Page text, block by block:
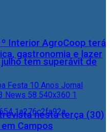
tem superávit de
Interior AgroCoop terá
gastronomia e lazer
nesta terça (30)
Campos